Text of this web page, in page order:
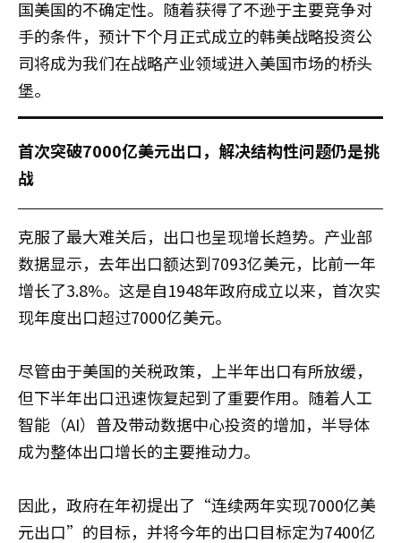
国美国的不确定性。随着获得了不逊于主要竞争对
手的条件，预计下个月正式成立的韩美战略投资公
司将成为我们在战略产业领域进入美国市场的桥头
堡。
首次突破7000亿美元出口，解决结构性问题仍是挑
战
克服了最大难关后，出口也呈现增长趋势。产业部
数据显示，去年出口额达到7093亿美元，比前一年
增长了3.8%。这是自1948年政府成立以来，首次实
现年度出口超过7000亿美元。
尽管由于美国的关税政策，上半年出口有所放缓，
但下半年出口迅速恢复起到了重要作用。随着人工
智能（AI）普及带动数据中心投资的增加，半导体
成为整体出口增长的主要推动力。
因此，政府在年初提出了“连续两年实现7000亿美
元出口”的目标，并将今年的出口目标定为7400亿